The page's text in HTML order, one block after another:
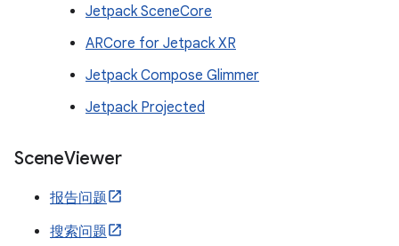
Jetpack SceneCore
ARCore for Jetpack XR
Jetpack Compose Glimmer
Jetpack Projected
SceneViewer
报告问题
搜索问题